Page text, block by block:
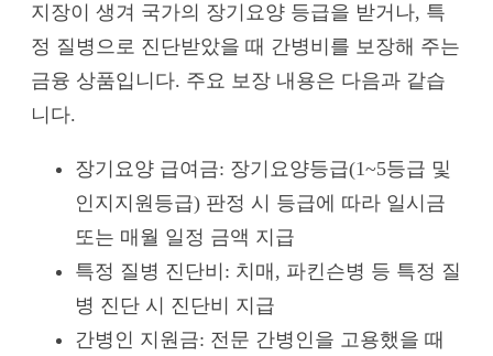
지장이 생겨 국가의 장기요양 등급을 받거나, 특
정 질병으로 진단받았을 때 간병비를 보장해 주는
금융 상품입니다. 주요 보장 내용은 다음과 같습
니다.
장기요양 급여금: 장기요양등급(1~5등급 및
인지지원등급) 판정 시 등급에 따라 일시금
또는 매월 일정 금액 지급
특정 질병 진단비: 치매, 파킨슨병 등 특정 질
병 진단 시 진단비 지급
간병인 지원금: 전문 간병인을 고용했을 때